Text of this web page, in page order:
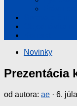
Novinky
Prezentácia
od autora: ae · 6.